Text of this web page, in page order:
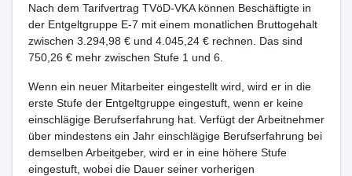
Nach dem Tarifvertrag TVöD-VKA können Beschäftigte in
der Entgeltgruppe E-7 mit einem monatlichen Bruttogehalt
zwischen 3.294,98 € und 4.045,24 € rechnen. Das sind
750,26 € mehr zwischen Stufe 1 und 6.
Wenn ein neuer Mitarbeiter eingestellt wird, wird er in die
erste Stufe der Entgeltgruppe eingestuft, wenn er keine
einschlägige Berufserfahrung hat. Verfügt der Arbeitnehmer
über mindestens ein Jahr einschlägige Berufserfahrung bei
demselben Arbeitgeber, wird er in eine höhere Stufe
eingestuft, wobei die Dauer seiner vorherigen